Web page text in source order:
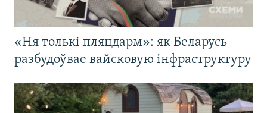
«Ня толькі пляцдарм»: як Беларусь
разбудоўвае вайсковую інфраструктуру